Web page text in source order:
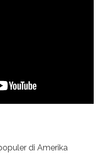
di Amerika